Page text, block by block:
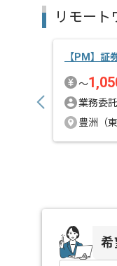
リモート
【PM】証
〜
業務委託
豊洲（
希